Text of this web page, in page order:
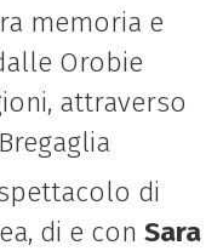
memoria e
Orobie
attraverso
di
di e con Sara